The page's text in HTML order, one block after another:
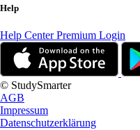
Help
Help CenterPremium Login
© StudySmarter
AGB
Impressum
Datenschutzerklärung